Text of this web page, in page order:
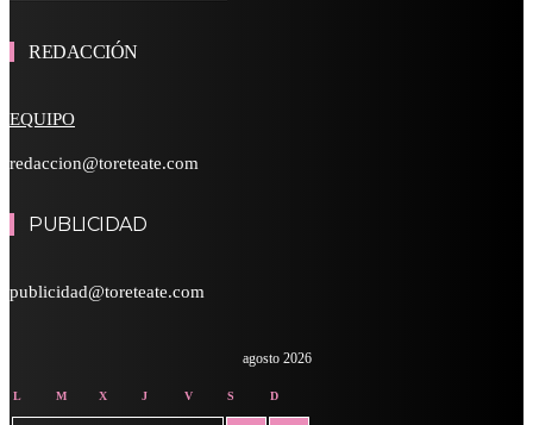
REDACCIÓN
EQUIPO
redaccion@toreteate.com
PUBLICIDAD
publicidad@toreteate.com
agosto 2026
L M X J V S D